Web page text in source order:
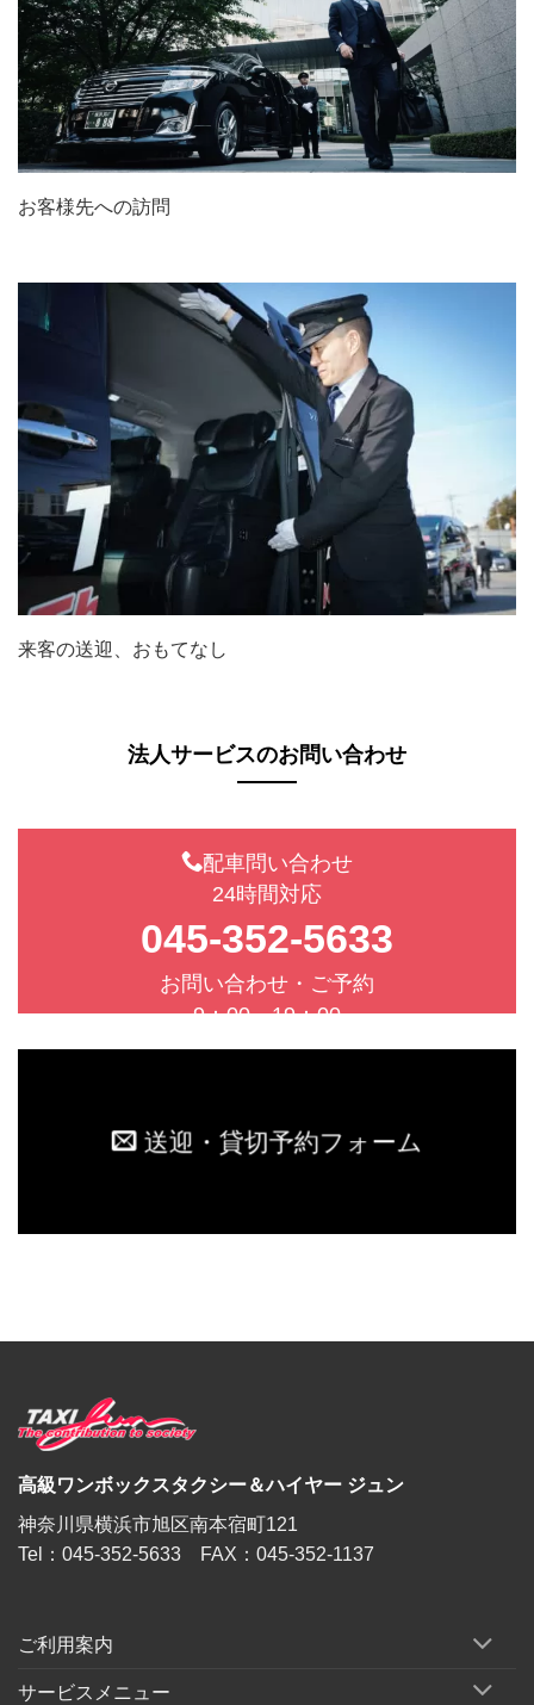
お客様先への訪問
来客の送迎、おもてなし
法人サービスのお問い合わせ
配車問い合わせ
24時間対応
045-352-5633
お問い合わせ・ご予約
9：00－19：00
送迎・貸切予約フォーム
高級ワンボックスタクシー＆ハイヤー ジュン
神奈川県横浜市旭区南本宿町121
Tel：045-352-5633 FAX：045-352-1137
ご利用案内
サービスメニュー